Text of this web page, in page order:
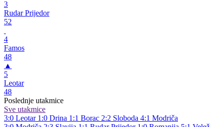
3
Rudar Prijedor
52
4
Famos
48
▲
5
Leotar
48
Poslednje utakmice
Sve utakmice
3:0 Leotar 1:0 Drina 1:1 Borac 2:2 Sloboda 4:1 Modriča